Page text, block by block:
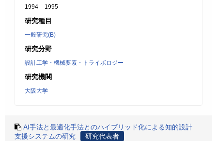
1994 – 1995
研究種目
一般研究(B)
研究分野
設計工学・機械要素・トライボロジー
研究機関
大阪大学
AI手法と最適化手法とのハイブリッド化による知的設計
支援システムの研究
研究代表者